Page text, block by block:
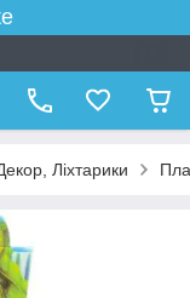
Ліхтарики